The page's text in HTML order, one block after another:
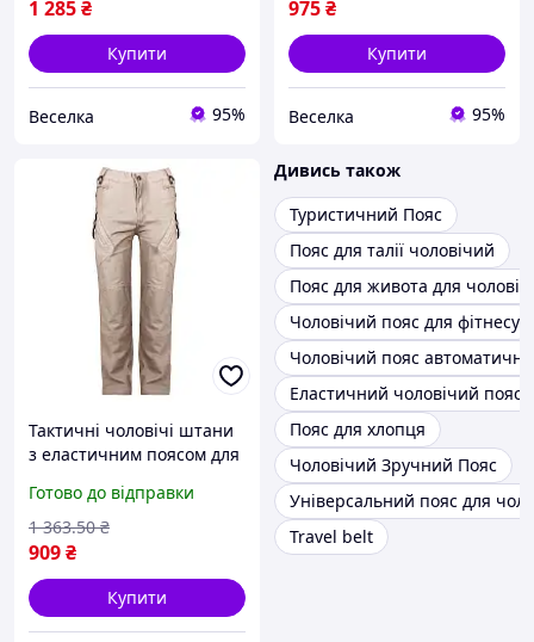
1 285₴
Купити
Веселка 95%
FLAME
975₴
Купити
Веселка 95%
Тактичні чоловічі штани
з еластичним поясом для
повсякденного носіння
FLAME
Готово до відправки
909₴
1 363.50 ₴
Купити
Дивись також
Туристичний Пояс
Пояс для талії чоловічий
Пояс для живота для
Чоловічий пояс для фітнесу
Чоловічий пояс
Еластичний чоловічий пояс
Пояс для хлопця
Чоловічий Зручний Пояс
Універсальний пояс для
Travel belt